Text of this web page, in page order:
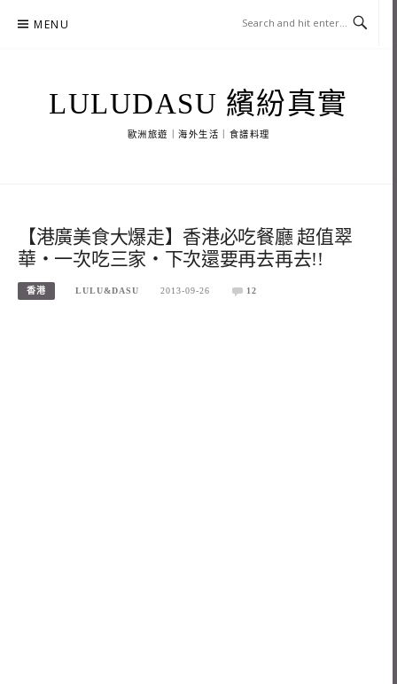
MENU
LULUDASU 繽紛真實
歐洲旅遊｜海外生活｜食譜料理
【港廣美食大爆走】香港必吃餐廳 超值翠
華‧一次吃三家‧下次還要再去再去!!
香港 LULU&DASU 2013-09-26 12